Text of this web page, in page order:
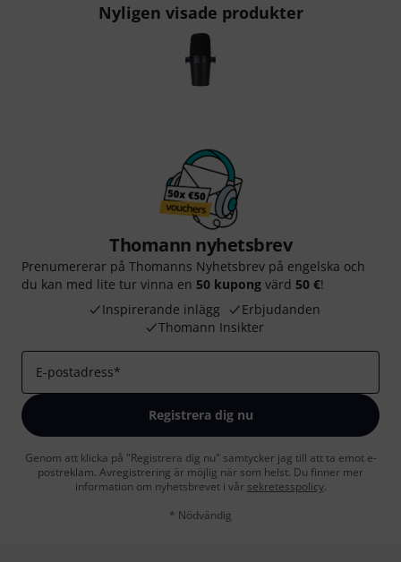
Nyligen visade produkter
Thomann nyhetsbrev
Prenumererar på Thomanns Nyhetsbrev på engelska och
du kan med lite tur vinna en 50 kupong värd 50 €!
Inspirerande inlägg
Erbjudanden
Thomann Insikter
E-postadress*
Registrera dig nu
Genom att klicka på "Registrera dig nu" samtycker jag till att ta emot e-
postreklam. Avregistrering är möjlig när som helst. Du finner mer
information om nyhetsbrevet i vår sekretesspolicy.
* Nödvändig